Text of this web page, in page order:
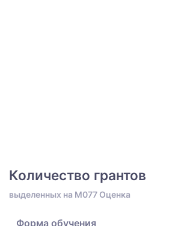
Количество грантов
выделенных на M077 Оценка
Форма обучения